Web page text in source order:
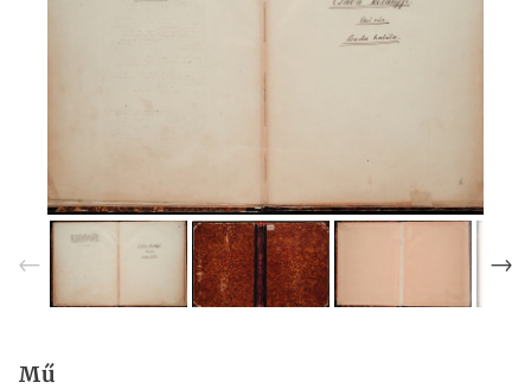
Mű